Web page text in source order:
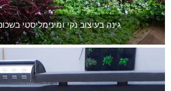
גינה בעיצוב נקי ומינימליסטי